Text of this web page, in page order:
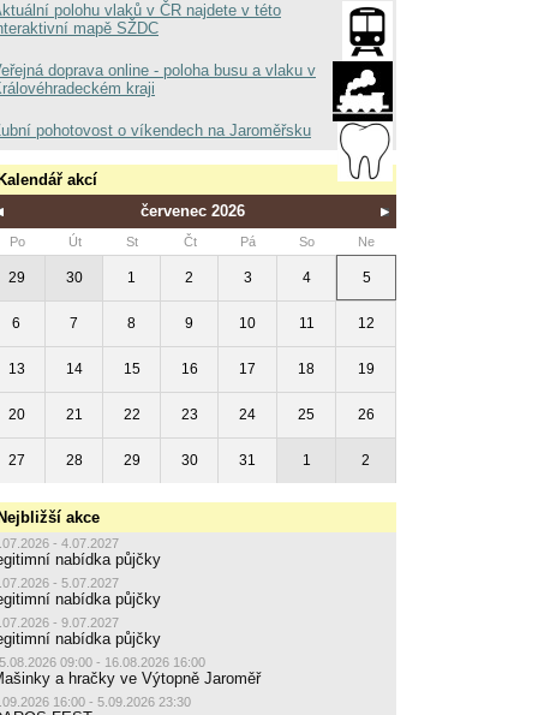
polohu vlaků v ČR najdete v této
mapě SŽDC
doprava online - poloha busu a vlaku v
kraji
pohotovost o víkendech na Jaroměřsku
Kalendář akcí
červenec 2026
Po Út St Čt Pá So Ne
29 30 1 2 3 4 5
6 7 8 9 10 11 12
13 14 15 16 17 18 19
20 21 22 23 24 25 26
27 28 29 30 31 1 2
Nejbližší akce
- 4.07.2027
nabídka půjčky
- 5.07.2027
nabídka půjčky
- 9.07.2027
nabídka půjčky
09:00 - 16.08.2026 16:00
a hračky ve Výtopně Jaroměř
16:00 - 5.09.2026 23:30